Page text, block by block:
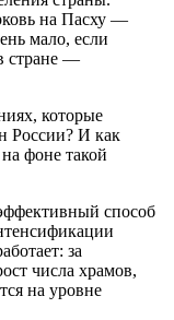
на Пасху —
мало, если
стране —
которые
России? И как
фоне такой
способ
за
числа храмов,
на уровне